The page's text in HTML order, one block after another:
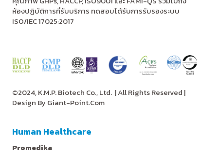
ห้องปฏิบัติการที่รับบริการ ทดสอบได้รับการรับรองระบบ
ISO/IEC 17025:2017
©2024, K.M.P. Biotech Co., Ltd. | All Rights Reserved |
Design ByGiant-Point.Com
Human Healthcare
Promedika